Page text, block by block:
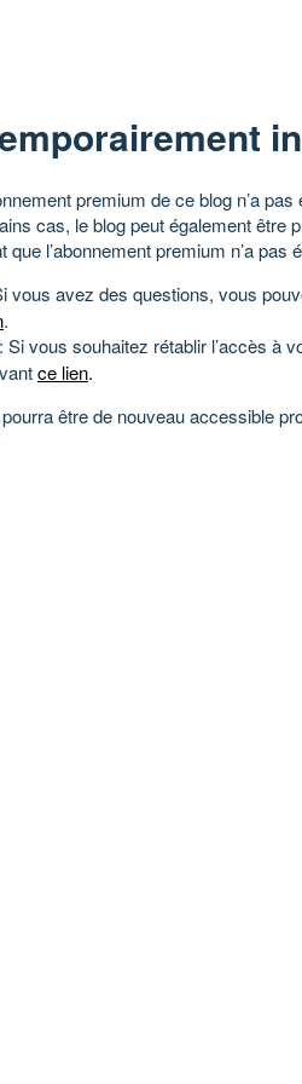
premium de ce blog n’a
cas, le blog peut également être
l’abonnement premium n’a pas
vous avez des questions, vous
.
: Si vous souhaitez rétablir l’accès à
ce lien.
être de nouveau accessible